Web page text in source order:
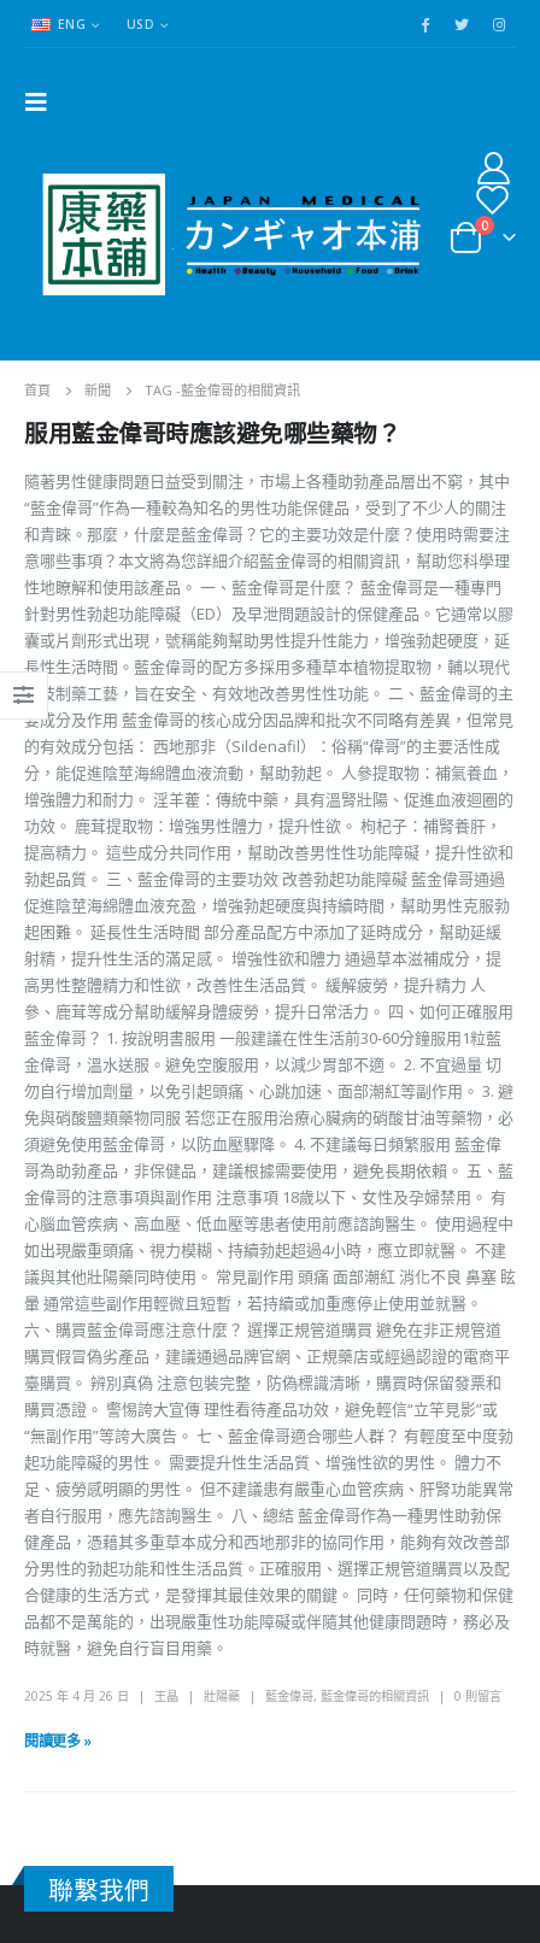
ENG USD
0
首頁 新聞 TAG -藍金偉哥的相關資訊
服用藍金偉哥時應該避免哪些藥物？
隨著男性健康問題日益受到關注，市場上各種助勃產品層出不窮，其中
“藍金偉哥”作為一種較為知名的男性功能保健品，受到了不少人的關注
和青睞。那麼，什麼是藍金偉哥？它的主要功效是什麼？使用時需要注
意哪些事項？本文將為您詳細介紹藍金偉哥的相關資訊，幫助您科學理
性地瞭解和使用該產品。 一、藍金偉哥是什麼？ 藍金偉哥是一種專門
針對男性勃起功能障礙（ED）及早泄問題設計的保健產品。它通常以膠
囊或片劑形式出現，號稱能夠幫助男性提升性能力，增強勃起硬度，延
長性生活時間。藍金偉哥的配方多採用多種草本植物提取物，輔以現代
科技制藥工藝，旨在安全、有效地改善男性性功能。 二、藍金偉哥的主
要成分及作用 藍金偉哥的核心成分因品牌和批次不同略有差異，但常見
的有效成分包括： 西地那非（Sildenafil）：俗稱“偉哥”的主要活性成
分，能促進陰莖海綿體血液流動，幫助勃起。 人參提取物：補氣養血，
增強體力和耐力。 淫羊藿：傳統中藥，具有溫腎壯陽、促進血液迴圈的
功效。 鹿茸提取物：增強男性體力，提升性欲。 枸杞子：補腎養肝，
提高精力。 這些成分共同作用，幫助改善男性性功能障礙，提升性欲和
勃起品質。 三、藍金偉哥的主要功效 改善勃起功能障礙 藍金偉哥通過
促進陰莖海綿體血液充盈，增強勃起硬度與持續時間，幫助男性克服勃
起困難。 延長性生活時間 部分產品配方中添加了延時成分，幫助延緩
射精，提升性生活的滿足感。 增強性欲和體力 通過草本滋補成分，提
高男性整體精力和性欲，改善性生活品質。 緩解疲勞，提升精力 人
參、鹿茸等成分幫助緩解身體疲勞，提升日常活力。 四、如何正確服用
藍金偉哥？ 1. 按說明書服用 一般建議在性生活前30-60分鐘服用1粒藍
金偉哥，溫水送服。避免空腹服用，以減少胃部不適。 2. 不宜過量 切
勿自行增加劑量，以免引起頭痛、心跳加速、面部潮紅等副作用。 3. 避
免與硝酸鹽類藥物同服 若您正在服用治療心臟病的硝酸甘油等藥物，必
須避免使用藍金偉哥，以防血壓驟降。 4. 不建議每日頻繁服用 藍金偉
哥為助勃產品，非保健品，建議根據需要使用，避免長期依賴。 五、藍
金偉哥的注意事項與副作用 注意事項 18歲以下、女性及孕婦禁用。 有
心腦血管疾病、高血壓、低血壓等患者使用前應諮詢醫生。 使用過程中
如出現嚴重頭痛、視力模糊、持續勃起超過4小時，應立即就醫。 不建
議與其他壯陽藥同時使用。 常見副作用 頭痛 面部潮紅 消化不良 鼻塞 眩
暈 通常這些副作用輕微且短暫，若持續或加重應停止使用並就醫。
六、購買藍金偉哥應注意什麼？ 選擇正規管道購買 避免在非正規管道
購買假冒偽劣產品，建議通過品牌官網、正規藥店或經過認證的電商平
臺購買。 辨別真偽 注意包裝完整，防偽標識清晰，購買時保留發票和
購買憑證。 警惕誇大宣傳 理性看待產品功效，避免輕信“立竿見影”或
“無副作用”等誇大廣告。 七、藍金偉哥適合哪些人群？ 有輕度至中度勃
起功能障礙的男性。 需要提升性生活品質、增強性欲的男性。 體力不
足、疲勞感明顯的男性。 但不建議患有嚴重心血管疾病、肝腎功能異常
者自行服用，應先諮詢醫生。 八、總結 藍金偉哥作為一種男性助勃保
健產品，憑藉其多重草本成分和西地那非的協同作用，能夠有效改善部
分男性的勃起功能和性生活品質。正確服用、選擇正規管道購買以及配
合健康的生活方式，是發揮其最佳效果的關鍵。 同時，任何藥物和保健
品都不是萬能的，出現嚴重性功能障礙或伴隨其他健康問題時，務必及
時就醫，避免自行盲目用藥。
2025 年 4 月 26 日 王晶 壯陽藥 藍金偉哥, 藍金偉哥的相關資訊 0 則留言
閱讀更多 »
聯繫我們